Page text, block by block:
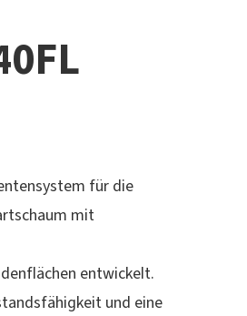
für die
mit
entwickelt.
und eine